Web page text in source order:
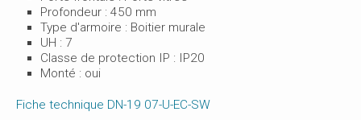
Profondeur : 450 mm
Type d'armoire : Boitier murale
UH : 7
Classe de protection IP : IP20
Monté : oui
Fiche technique DN-19 07-U-EC-SW